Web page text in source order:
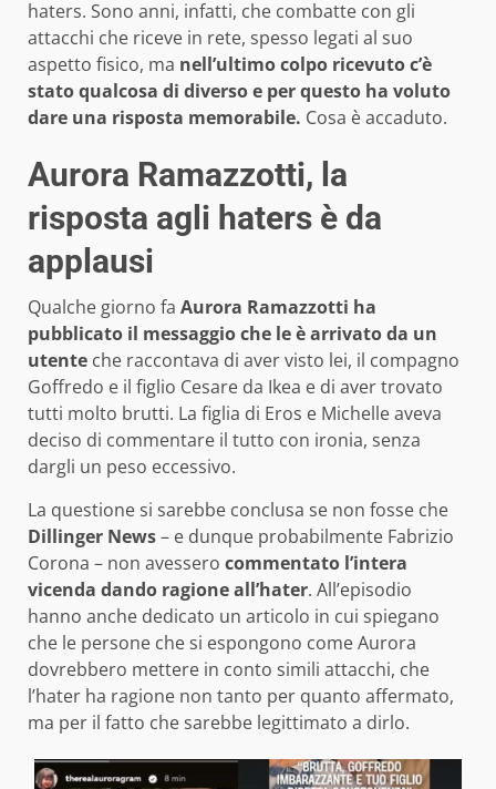
haters. Sono anni, infatti, che combatte con gli
attacchi che riceve in rete, spesso legati al suo
aspetto fisico, ma nell’ultimo colpo ricevuto c’è
stato qualcosa di diverso e per questo ha voluto
dare una risposta memorabile. Cosa è accaduto.
Aurora Ramazzotti, la
risposta agli haters è da
applausi
Qualche giorno fa Aurora Ramazzotti ha
pubblicato il messaggio che le è arrivato da un
utente che raccontava di aver visto lei, il compagno
Goffredo e il figlio Cesare da Ikea e di aver trovato
tutti molto brutti. La figlia di Eros e Michelle aveva
deciso di commentare il tutto con ironia, senza
dargli un peso eccessivo.
La questione si sarebbe conclusa se non fosse che
Dillinger News– e dunque probabilmente Fabrizio
Corona – non avessero commentato l’intera
vicenda dando ragione all’hater. All’episodio
hanno anche dedicato un articolo in cui spiegano
che le persone che si espongono come Aurora
dovrebbero mettere in conto simili attacchi, che
l’hater ha ragione non tanto per quanto affermato,
ma per il fatto che sarebbe legittimato a dirlo.